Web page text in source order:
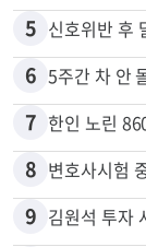
5
6 5주간 차 안
7
8 변호사시험
9 김원석 투자